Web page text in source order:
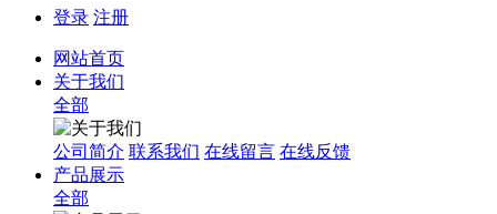
登录 注册
网站首页
关于我们
全部
公司简介 联系我们 在线留言 在线反馈
产品展示
全部